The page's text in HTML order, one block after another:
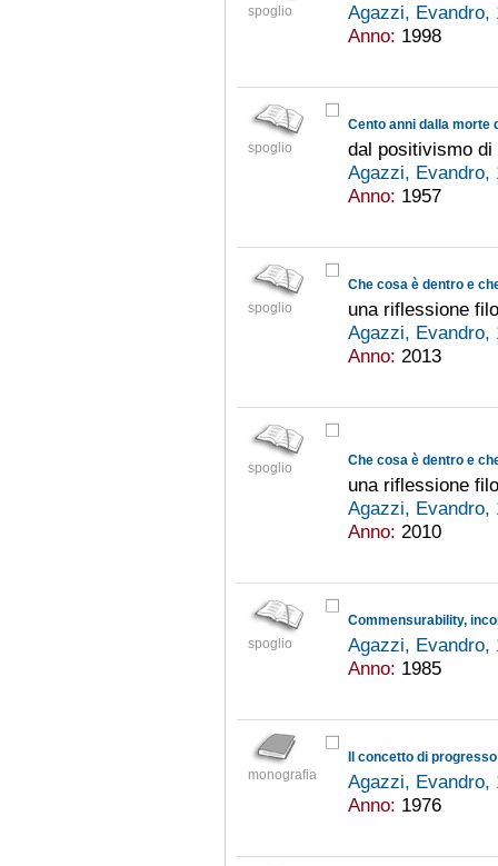
spoglio
Agazzi,
Anno: 1998
spoglio
Cento anni dalla morte
dal positivismo
Agazzi,
Anno: 1957
spoglio
Che cosa è dentro e
una riflessione
Agazzi,
Anno: 2013
spoglio Che cosa è dentro e
una riflessione
Agazzi,
Anno: 2010
spoglio
Agazzi,
Anno: 1985
monografia
Il concetto di
Agazzi,
Anno: 1976